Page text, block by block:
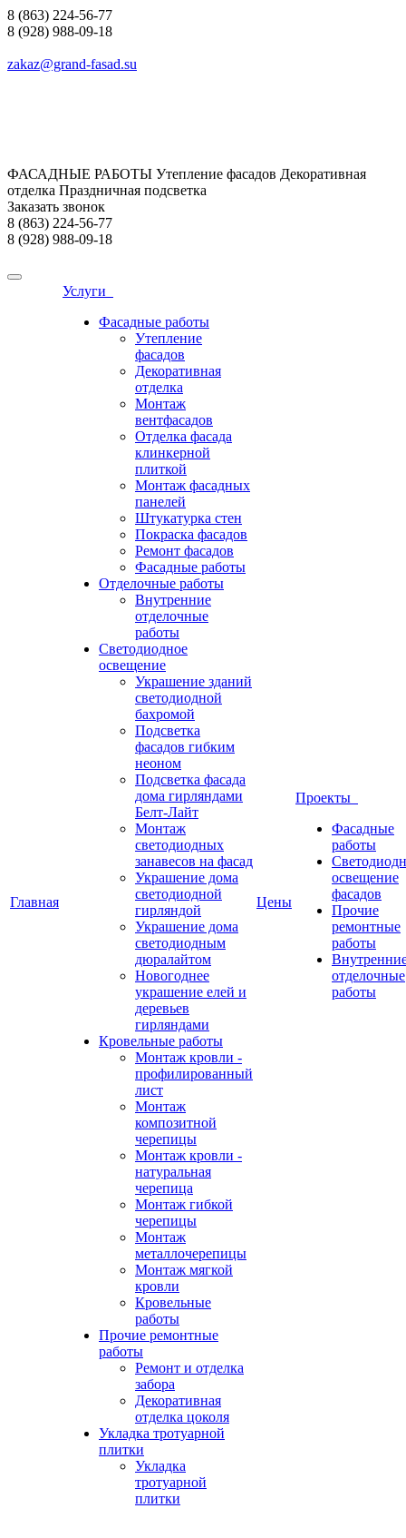
8 (863) 224-56-77
8 (928) 988-09-18
zakaz@grand-fasad.su
ФАСАДНЫЕ РАБОТЫ Утепление фасадов Декоративная
отделка Праздничная подсветка
Заказать звонок
8 (863) 224-56-77
8 (928) 988-09-18
Главная
Услуги
Фасадные работы
Утепление
фасадов
Декоративная
отделка
Монтаж
вентфасадов
Отделка фасада
клинкерной
плиткой
Монтаж фасадных
панелей
Штукатурка стен
Покраска фасадов
Ремонт фасадов
Фасадные работы
Отделочные работы
Внутренние
отделочные
работы
Светодиодное
освещение
Украшение зданий
светодиодной
бахромой
Подсветка
фасадов гибким
неоном
Подсветка фасада
дома гирляндами
Белт-Лайт
Монтаж
светодиодных
занавесов на фасад
Украшение дома
светодиодной
гирляндой
Украшение дома
светодиодным
дюралайтом
Новогоднее
украшение елей и
деревьев
гирляндами
Кровельные работы
Монтаж кровли -
профилированный
лист
Монтаж
композитной
черепицы
Монтаж кровли -
натуральная
черепица
Монтаж гибкой
черепицы
Монтаж
металлочерепицы
Монтаж мягкой
кровли
Кровельные
работы
Прочие ремонтные
работы
Ремонт и отделка
забора
Декоративная
отделка цоколя
Укладка тротуарной
плитки
Укладка
тротуарной
плитки
Цены
Проекты
Фасадные
работы
освещение
фасадов
Прочие
ремонтные
работы
отделочные
работы